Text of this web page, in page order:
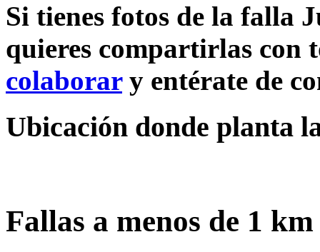
Si tienes fotos de la falla
quieres compartirlas con
colaborary entérate de
Ubicación donde planta
Fallas a menos de 1